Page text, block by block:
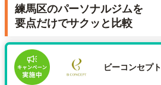
練馬区のパーソナルジムを
要点だけでサクッと比較
ビーコンセプト